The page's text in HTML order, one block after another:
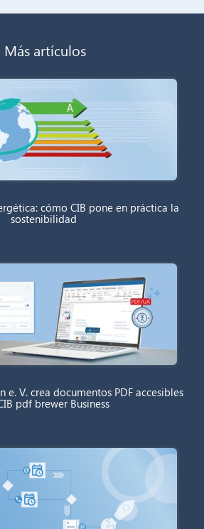
Más artículos
cómo CIB pone en práctica la
sostenibilidad
e. V. crea documentos PDF accesibles
pdf brewer Business